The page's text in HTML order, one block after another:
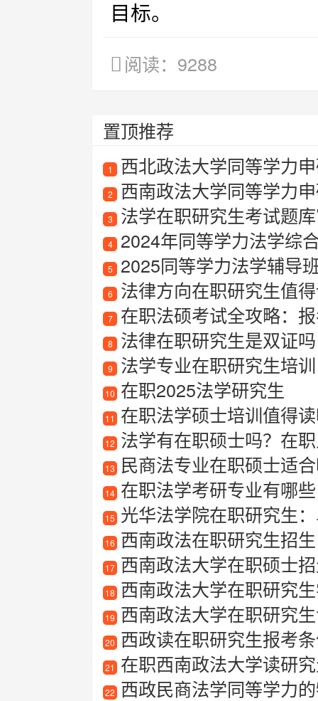
目标。
阅读：9288
置顶推荐
1 西北政法大学同等学力
2 西南政法大学同等学力
3 法学在职研究生考试题
4 2024年同等学力法学综
5 2025同等学力法学辅导
6 法律方向在职研究生值得
7 在职法硕考试全攻略：
8 法律在职研究生是双证吗
9 法学专业在职研究生培训
10 在职2025法学研究生
11 在职法学硕士培训值得
12 法学有在职硕士吗？在
13 民商法专业在职硕士适
14 在职法学考研专业有哪些
15 光华法学院在职研究生
16 西南政法在职研究生招生
17 西南政法大学在职硕士招生
18 西南政法大学在职研究
19 西南政法大学在职研究
20 西政读在职研究生报考
21 在职西南政法大学读研
22 西政民商法学同等学力